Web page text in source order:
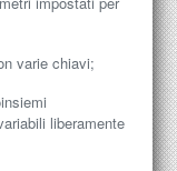
varie chiavi;
liberamente